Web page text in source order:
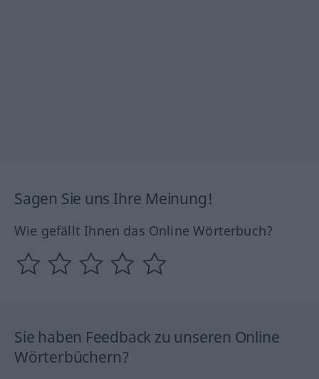
Sagen Sie uns Ihre Meinung!
Wie gefällt Ihnen das Online Wörterbuch?
Sie haben Feedback zu unseren Online
Wörterbüchern?